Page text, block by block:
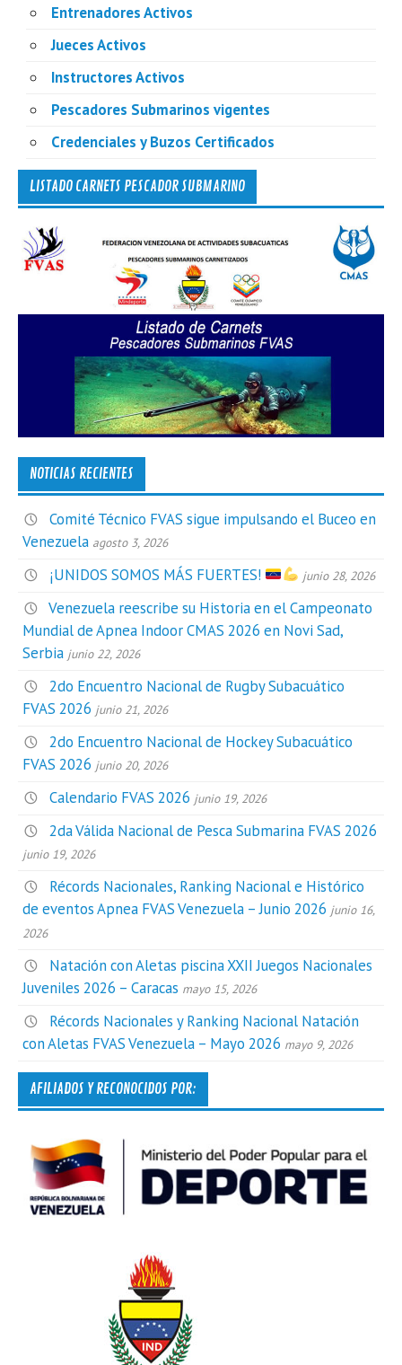
Entrenadores Activos
Jueces Activos
Instructores Activos
Pescadores Submarinos vigentes
Credenciales y Buzos Certificados
LISTADO CARNETS PESCADOR SUBMARINO
NOTICIAS RECIENTES
Comité Técnico FVAS sigue impulsando el Buceo en
Venezuela agosto 3, 2026
¡UNIDOS SOMOS MÁS FUERTES! junio 28, 2026
Venezuela reescribe su Historia en el Campeonato
Mundial de Apnea Indoor CMAS 2026 en Novi Sad,
Serbia junio 22, 2026
2do Encuentro Nacional de Rugby Subacuático
FVAS 2026 junio 21, 2026
2do Encuentro Nacional de Hockey Subacuático
FVAS 2026 junio 20, 2026
Calendario FVAS 2026 junio 19, 2026
2da Válida Nacional de Pesca Submarina FVAS 2026
junio 19, 2026
Récords Nacionales, Ranking Nacional e Histórico
de eventos Apnea FVAS Venezuela – Junio 2026 junio 16,
2026
Natación con Aletas piscina XXII Juegos Nacionales
Juveniles 2026 – Caracas mayo 15, 2026
Récords Nacionales y Ranking Nacional Natación
con Aletas FVAS Venezuela – Mayo 2026 mayo 9, 2026
AFILIADOS Y RECONOCIDOS POR: